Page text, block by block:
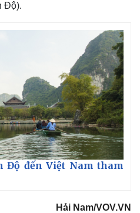
Quân sự - Quốc phòng
Vũ khí
Việt Nam
Phân tích
Độ).
Độ đến Việt Nam tham
Hải Nam/VOV.VN